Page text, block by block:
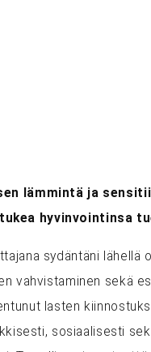
lämmintä ja
hyvinvointinsa
sydäntäni lähellä
vahvistaminen sekä
lasten
sosiaalisesti